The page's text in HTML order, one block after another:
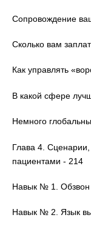
Сопровождение
Сколько вам
Как управлять
В какой сфере
Немного
Глава 4.
пациентами - 214
Навык № 1. Обзвон
Навык № 2. Язык